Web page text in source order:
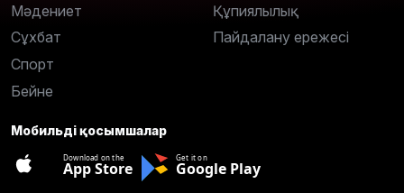
Мәдениет
Сұхбат
Спорт
Бейне
Құпиялылық
Пайдалану ережесі
Мобильді қосымшалар
Download on the
App Store
Get it on
Google Play